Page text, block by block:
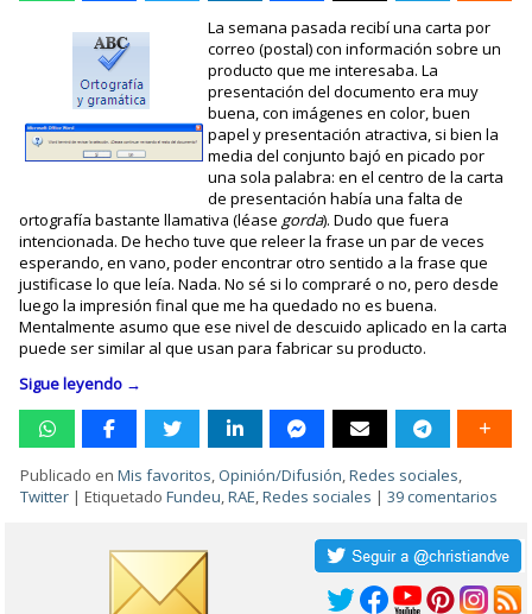
La semana pasada recibí una carta por
correo (postal) con información sobre un
producto que me interesaba. La
presentación del documento era muy
buena, con imágenes en color, buen
papel y presentación atractiva, si bien la
media del conjunto bajó en picado por
una sola palabra: en el centro de la carta
de presentación había una falta de
ortografía bastante llamativa (léase gorda). Dudo que fuera
intencionada. De hecho tuve que releer la frase un par de veces
esperando, en vano, poder encontrar otro sentido a la frase que
justificase lo que leía. Nada. No sé si lo compraré o no, pero desde
luego la impresión final que me ha quedado no es buena.
Mentalmente asumo que ese nivel de descuido aplicado en la carta
puede ser similar al que usan para fabricar su producto.
Sigue leyendo →
Publicado en Mis favoritos, Opinión/Difusión,Redes sociales,
Twitter |Etiquetado Fundeu,RAE,Redes sociales |39 comentarios